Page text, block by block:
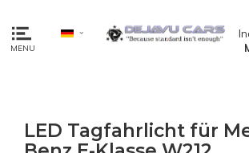
MENU
LED Tagfahrlicht für